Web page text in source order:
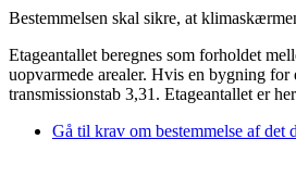
Bestemmelsen skal sikre, at
Etageantallet beregnes som forholdet
uopvarmede arealer. Hvis en bygning for
transmissionstab 3,31. Etageantallet er
Gå til krav om bestemmelse af det